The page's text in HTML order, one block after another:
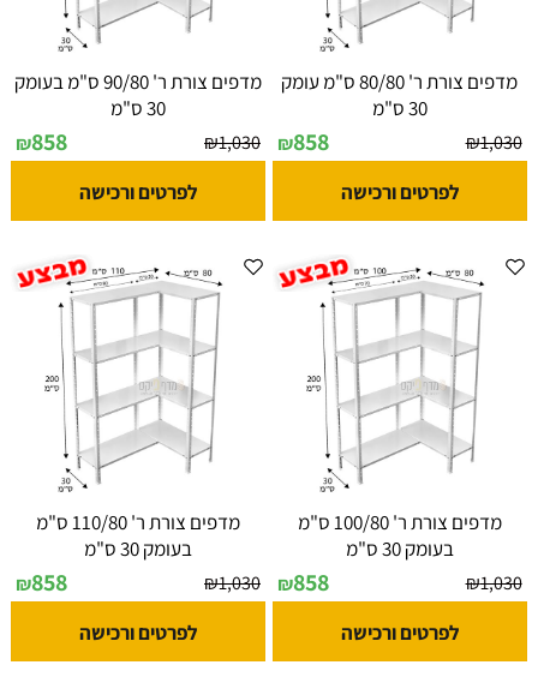
מדפים צורת ר' 80/80 ס"מ עומק
30 ס"מ
₪1,030
₪858
לפרטים ורכישה
מדפים צורת ר' 90/80 ס"מ בעומק
30 ס"מ
₪1,030
₪858
לפרטים ורכישה
מדפים צורת ר' 100/80 ס"מ
בעומק 30 ס"מ
₪1,030
₪858
לפרטים ורכישה
מדפים צורת ר' 110/80 ס"מ
בעומק 30 ס"מ
₪1,030
₪858
לפרטים ורכישה